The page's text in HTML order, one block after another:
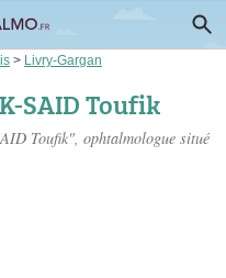
> Livry-Gargan
SAID Toufik
Toufik", ophtalmologue situé